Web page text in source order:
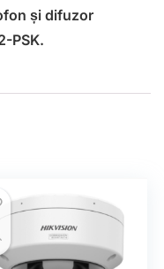
și difuzor
PSK.